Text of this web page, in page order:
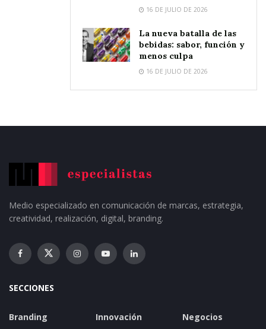
16 DE JULIO DE 2026
La nueva batalla de las
bebidas: sabor, función y
menos culpa
16 DE JULIO DE 2026
Medio especializado en comunicación de marcas, estrategia,
creatividad, realización, digital, branding.
SECCIONES
Branding
Innovación
Negocios